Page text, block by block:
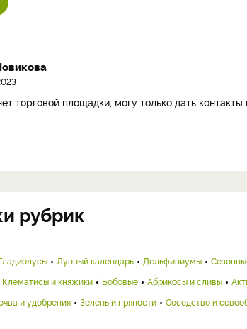
торговой площадки, могу только дать
рубрик
Лунный календарь Дельфиниумы
Клематисы и княжики Бобовые Абрикосы и сливы
и удобрения Зелень и пряности Соседство и